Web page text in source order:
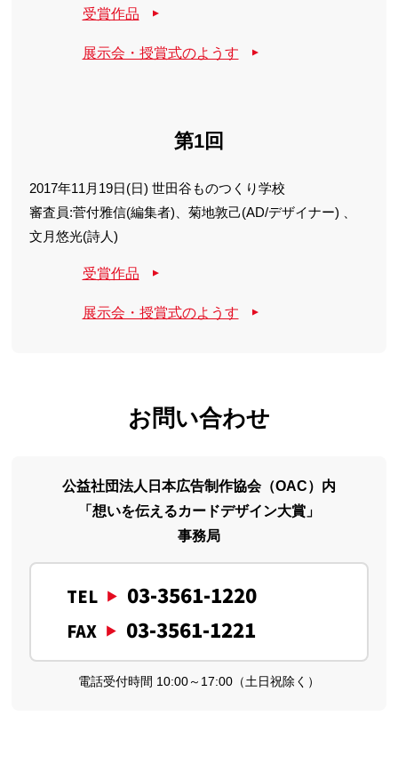
受賞作品
展示会・授賞式のようす
第1回
2017年11月19日(日) 世田谷ものつくり学校
審査員:菅付雅信(編集者)、菊地敦己(AD/デザイナー) 、
文月悠光(詩人)
受賞作品
展示会・授賞式のようす
お問い合わせ
公益社団法人日本広告制作協会（OAC）内
「想いを伝えるカードデザイン大賞」
事務局
TEL 03-3561-1220
FAX 03-3561-1221
電話受付時間 10:00～17:00（土日祝除く）